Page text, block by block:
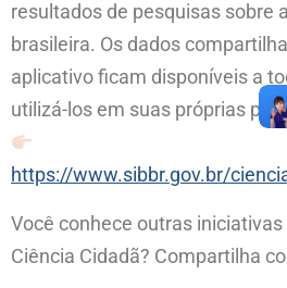
resultados de pesquisas sobre
brasileira. Os dados
aplicativo ficam disponíveis a
utilizá-los em suas próprias
https://www.sibbr.gov.br/
Você conhece outras
Ciência Cidadã? Compartilha